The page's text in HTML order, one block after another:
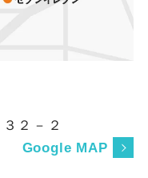
２－２
Google MAP